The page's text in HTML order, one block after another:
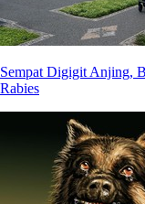
Sempat Digigit Anjing,
Rabies